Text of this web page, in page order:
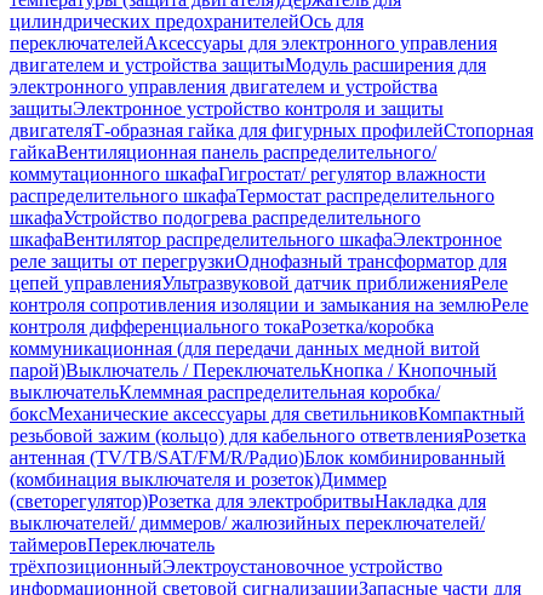
цилиндрических предохранителейОсь для
переключателейАксессуары для электронного управления
двигателем и устройства защитыМодуль расширения для
электронного управления двигателем и устройства
защитыЭлектронное устройство контроля и защиты
двигателяТ-образная гайка для фигурных профилейСтопорная
гайкаВентиляционная панель распределительного/
коммутационного шкафаГигростат/ регулятор влажности
распределительного шкафаТермостат распределительного
шкафаУстройство подогрева распределительного
шкафаВентилятор распределительного шкафаЭлектронное
реле защиты от перегрузкиОднофазный трансформатор для
цепей управленияУльтразвуковой датчик приближенияРеле
контроля сопротивления изоляции и замыкания на землюРеле
контроля дифференциального токаРозетка/коробка
коммуникационная (для передачи данных медной витой
парой)Выключатель / ПереключательКнопка / Кнопочный
выключательКлеммная распределительная коробка/
боксМеханические аксессуары для светильниковКомпактный
резьбовой зажим (кольцо) для кабельного ответвленияРозетка
антенная (TV/ТВ/SAT/FM/R/Радио)Блок комбинированный
(комбинация выключателя и розеток)Диммер
(светорегулятор)Розетка для электробритвыНакладка для
выключателей/ диммеров/ жалюзийных переключателей/
таймеровПереключатель
трёхпозиционныйЭлектроустановочное устройство
информационной световой сигнализацииЗапасные части для